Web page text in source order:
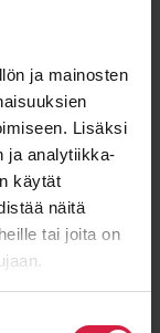
ja mainosten
Lisäksi
ja analytiikka-
käytät
näitä
tai joita on
20/0,4 kV